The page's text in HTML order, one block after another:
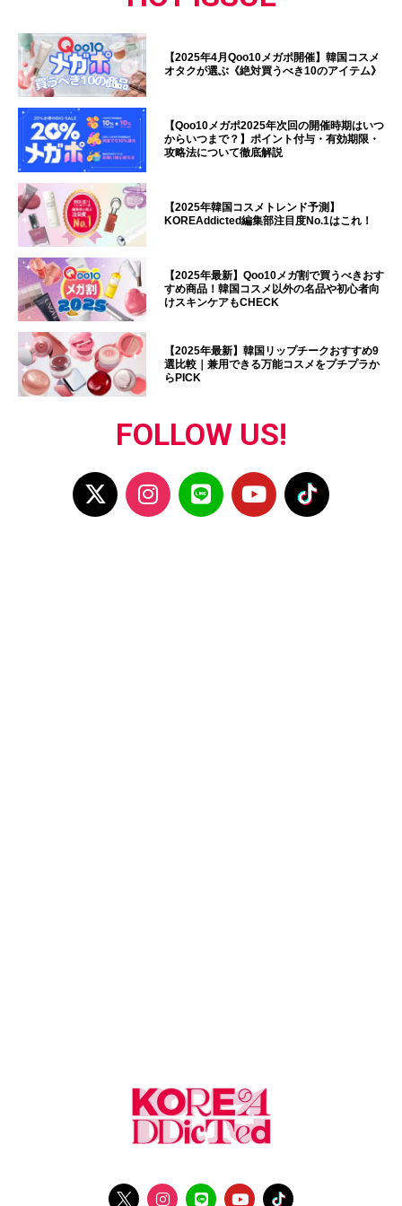
【2025年4月Qoo10メガポ開催】韓国コスメ
オタクが選ぶ《絶対買うべき10のアイテム》
【Qoo10メガポ2025年次回の開催時期はいつ
からいつまで？】ポイント付与・有効期限・
攻略法について徹底解説
【2025年韓国コスメトレンド予測】
KOREAddicted編集部注目度No.1はこれ！
【2025年最新】Qoo10メガ割で買うべきおす
すめ商品！韓国コスメ以外の名品や初心者向
けスキンケアもCHECK
【2025年最新】韓国リップチークおすすめ9
選比較｜兼用できる万能コスメをプチプラか
らPICK
FOLLOW US!